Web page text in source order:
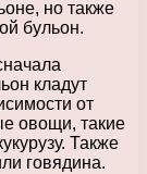
но также
бульон.
кладут
от
овощи, такие
Также
говядина.